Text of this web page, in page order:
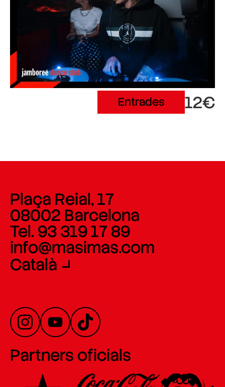
Entrades 12€
Plaça Reial, 17
08002 Barcelona
Tel. 93 319 17 89
info@masimas.com
Català
Partners oficials